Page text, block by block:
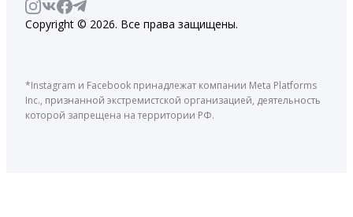
Copyright © 2026. Все права защищены.
*Instagram и Facebook принадлежат компании Meta Platforms
Inc., признанной экстремистской организацией, деятельность
которой запрещена на территории РФ.